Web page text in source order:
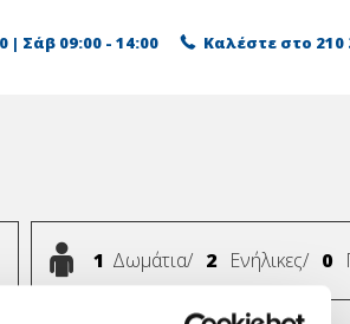
| Σάβ 09:00 - 14:00 Καλέστε στο 210
Δωμάτια
Δωμάτια/ Ενήλικες
Ενήλικες/